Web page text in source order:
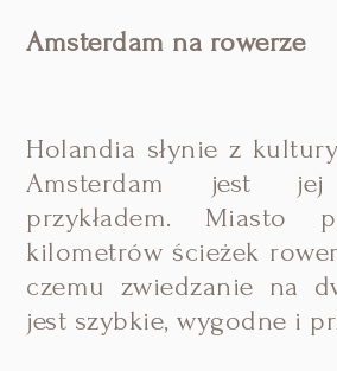
Amsterdam na rowerze
Holandia słynie z
Amsterdam jest jej
przykładem. Miasto
kilometrów ścieżek
czemu zwiedzanie na
jest szybkie, wygodne i